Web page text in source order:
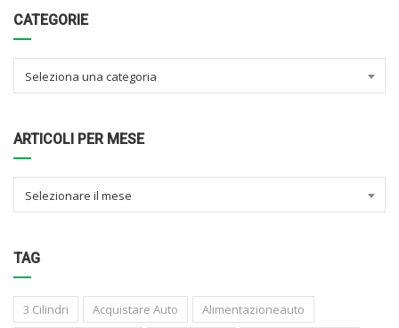
CATEGORIE
Seleziona una categoria
ARTICOLI PER MESE
Selezionare il mese
TAG
3 Cilindri Acquistare Auto
Alimentazioneauto